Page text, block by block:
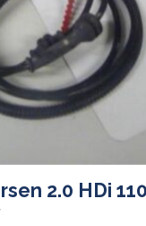
2.0 HDi